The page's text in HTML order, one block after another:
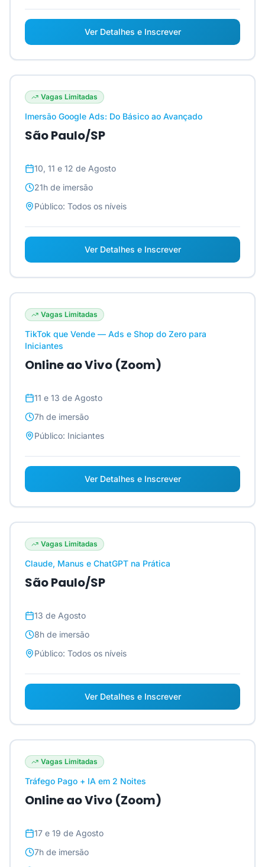
Ver Detalhes e Inscrever
Vagas Limitadas
Imersão Google Ads: Do Básico ao Avançado
São Paulo/SP
10, 11 e 12 de Agosto
21h de imersão
Público: Todos os níveis
Ver Detalhes e Inscrever
Vagas Limitadas
TikTok que Vende — Ads e Shop do Zero para
Iniciantes
Online ao Vivo (Zoom)
11 e 13 de Agosto
7h de imersão
Público: Iniciantes
Ver Detalhes e Inscrever
Vagas Limitadas
Claude, Manus e ChatGPT na Prática
São Paulo/SP
13 de Agosto
8h de imersão
Público: Todos os níveis
Ver Detalhes e Inscrever
Vagas Limitadas
Tráfego Pago + IA em 2 Noites
Online ao Vivo (Zoom)
17 e 19 de Agosto
7h de imersão